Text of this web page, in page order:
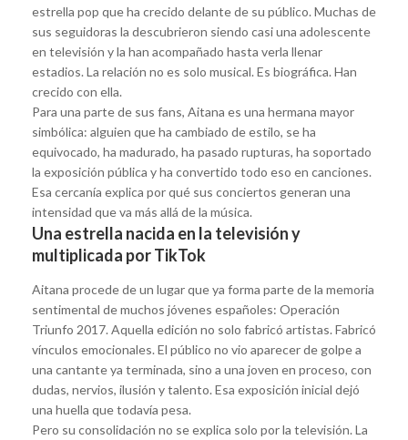
estrella pop que ha crecido delante de su público. Muchas de
sus seguidoras la descubrieron siendo casi una adolescente
en televisión y la han acompañado hasta verla llenar
estadios. La relación no es solo musical. Es biográfica. Han
crecido con ella.
Para una parte de sus fans, Aitana es una hermana mayor
simbólica: alguien que ha cambiado de estilo, se ha
equivocado, ha madurado, ha pasado rupturas, ha soportado
la exposición pública y ha convertido todo eso en canciones.
Esa cercanía explica por qué sus conciertos generan una
intensidad que va más allá de la música.
Una estrella nacida en la televisión y
multiplicada por TikTok
Aitana procede de un lugar que ya forma parte de la memoria
sentimental de muchos jóvenes españoles: Operación
Triunfo 2017. Aquella edición no solo fabricó artistas. Fabricó
vínculos emocionales. El público no vio aparecer de golpe a
una cantante ya terminada, sino a una joven en proceso, con
dudas, nervios, ilusión y talento. Esa exposición inicial dejó
una huella que todavía pesa.
Pero su consolidación no se explica solo por la televisión. La